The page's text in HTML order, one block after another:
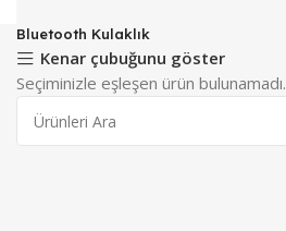
Bluetooth Kulaklık
Kenar çubuğunu göster
Seçiminizle eşleşen ürün bulunamadı.